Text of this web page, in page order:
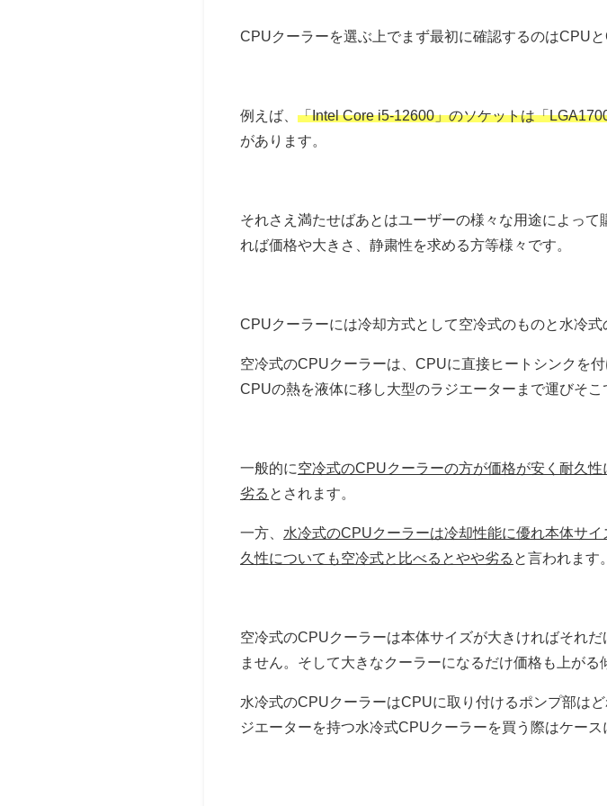
CPUクーラーを選ぶ上でまず最初に確認するのはCPU
例えば、 「Intel Core i5-12600」のソケットは「
があります。
それさえ満たせばあとはユーザーの様々な用途によっ
れば価格や大きさ、静粛性を求める方等様々です。
CPUクーラーには冷却方式として空冷式のものと水冷式
空冷式のCPUクーラーは、CPUに直接ヒートシンクを
CPUの熱を液体に移し大型のラジエーターまで運びそこ
一般的に空冷式のCPUクーラーの方が価格が安く耐久
劣る とされます。
一方、 水冷式のCPUクーラーは冷却性能に優れ本体サ
久性についても空冷式と比べるとやや劣る と言われます
空冷式のCPUクーラーは本体サイズが大きければそれ
ません。そして大きなクーラーになるだけ価格も上がる
水冷式のCPUクーラーはCPUに取り付けるポンプ部は
ジエーターを持つ水冷式CPUクーラーを買う際はケー